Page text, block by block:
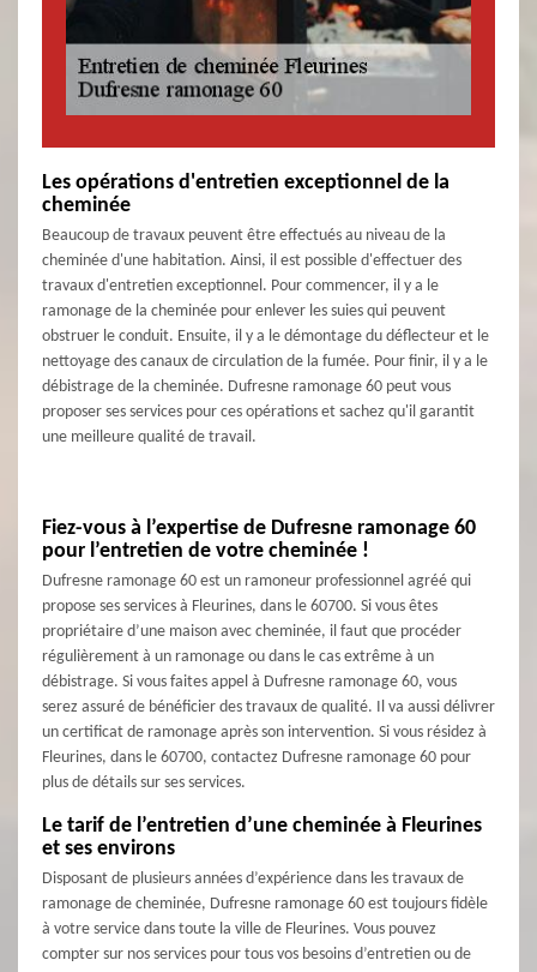
Les opérations d'entretien exceptionnel de la
cheminée
Beaucoup de travaux peuvent être effectués au niveau de la
cheminée d'une habitation. Ainsi, il est possible d'effectuer des
travaux d'entretien exceptionnel. Pour commencer, il y a le
ramonage de la cheminée pour enlever les suies qui peuvent
obstruer le conduit. Ensuite, il y a le démontage du déflecteur et le
nettoyage des canaux de circulation de la fumée. Pour finir, il y a le
débistrage de la cheminée. Dufresne ramonage 60 peut vous
proposer ses services pour ces opérations et sachez qu'il garantit
une meilleure qualité de travail.
Fiez-vous à l’expertise de Dufresne ramonage 60
pour l’entretien de votre cheminée !
Dufresne ramonage 60 est un ramoneur professionnel agréé qui
propose ses services à Fleurines, dans le 60700. Si vous êtes
propriétaire d’une maison avec cheminée, il faut que procéder
régulièrement à un ramonage ou dans le cas extrême à un
débistrage. Si vous faites appel à Dufresne ramonage 60, vous
serez assuré de bénéficier des travaux de qualité. Il va aussi délivrer
un certificat de ramonage après son intervention. Si vous résidez à
Fleurines, dans le 60700, contactez Dufresne ramonage 60 pour
plus de détails sur ses services.
Le tarif de l’entretien d’une cheminée à Fleurines
et ses environs
Disposant de plusieurs années d’expérience dans les travaux de
ramonage de cheminée, Dufresne ramonage 60 est toujours fidèle
à votre service dans toute la ville de Fleurines. Vous pouvez
compter sur nos services pour tous vos besoins d’entretien ou de